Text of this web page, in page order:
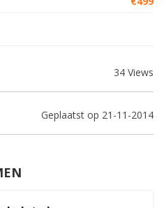
34 Views
Geplaatst op 21-11-2014